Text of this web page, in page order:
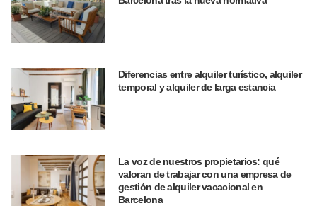
Diferencias entre alquiler turístico, alquiler
temporal y alquiler de larga estancia
La voz de nuestros propietarios: qué
valoran de trabajar con una empresa de
gestión de alquiler vacacional en
Barcelona